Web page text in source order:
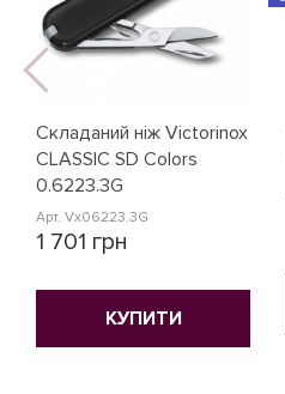
Складаний ніж Victorinox
CLASSIC SD Colors
0.6223.3G
Арт. Vx06223.3G
1 701 грн
КУПИТИ